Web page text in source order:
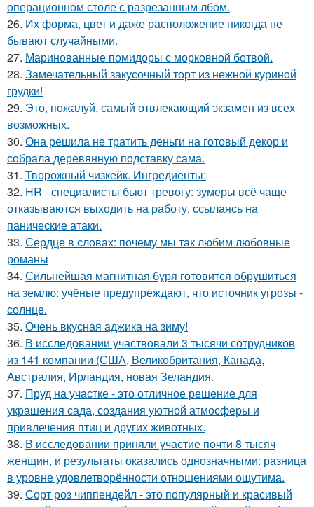
операционном столе с разрезанным лбом.
26. Их форма, цвет и даже расположение никогда не
бывают случайными.
27. Маринованные помидоры с морковной ботвой.
28. Замечательный закусочный торт из нежной куриной
грудки!
29. Это, пожалуй, самый отвлекающий экзамен из всех
возможных.
30. Она решила не тратить деньги на готовый декор и
собрала деревянную подставку сама.
31. Творожный чизкейк. Ингредиенты:
32. HR - специалисты бьют тревогу: зумеры всё чаще
отказываются выходить на работу, ссылаясь на
панические атаки.
33. Сердце в словах: почему мы так любим любовные
романы
34. Сильнейшая магнитная буря готовится обрушиться
на землю: учёные предупреждают, что источник угрозы -
солнце.
35. Очень вкусная аджика на зиму!
36. В исследовании участвовали 3 тысячи сотрудников
из 141 компании (США, Великобритания, Канада,
Австралия, Ирландия, новая Зеландия.
37. Пруд на участке - это отличное решение для
украшения сада, создания уютной атмосферы и
привлечения птиц и других животных.
38. В исследовании приняли участие почти 8 тысяч
женщин, и результаты оказались однозначными: разница
в уровне удовлетворённости отношениями ощутима.
39. Сорт роз чиппендейл - это популярный и красивый